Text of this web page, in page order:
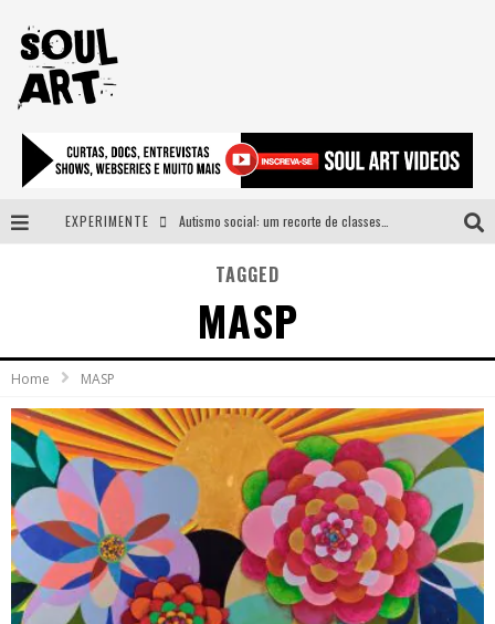
EXPERIMENTE
A subida da rampa é diferente!
Faça o bem! Mas, sem olhar a quem!?
Novo single de Arnaldo Tifu, “De Testa” explora brasilidade em sons, cores e símbolos
TAGGED
MASP
Home MASP